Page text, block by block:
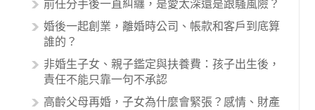
的內容其實非常多，有些案例…
前任分手後一直糾纏，是愛太深還是跟騷風險？
婚後一起創業，離婚時公司、帳款和客戶到底算
誰的？
非婚生子女、親子鑑定與扶養費：孩子出生後，
責任不能只靠一句不承認
高齡父母再婚，子女為什麼會緊張？感情、財產